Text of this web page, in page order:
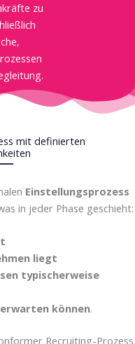
zu
mit definierten
Einstellungsprozess
in jeder Phase geschieht:
liegt
typischerweise
können.
Recruiting-